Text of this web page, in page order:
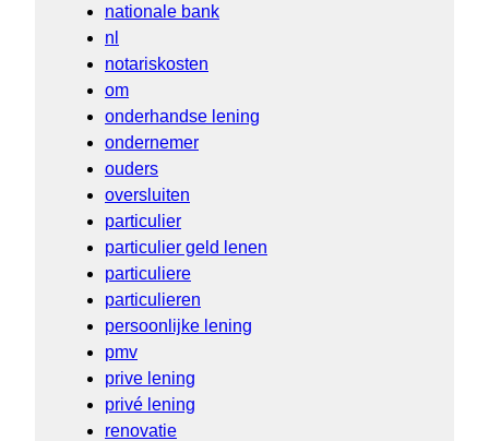
nationale bank
nl
notariskosten
om
onderhandse lening
ondernemer
ouders
oversluiten
particulier
particulier geld lenen
particuliere
particulieren
persoonlijke lening
pmv
prive lening
privé lening
renovatie